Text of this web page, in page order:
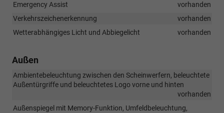
Emergency Assist
vorhanden
Verkehrszeichenerkennung
vorhanden
Wetterabhängiges Licht und Abbiegelicht
vorhanden
Außen
Ambientebeleuchtung zwischen den Scheinwerfern, beleuchtete
Außentürgriffe und beleuchtetes Logo vorne und hinten
vorhanden
Außenspiegel mit Memory-Funktion, Umfeldbeleuchtung,